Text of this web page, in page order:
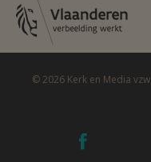
© 2026 Kerk en Media vzw